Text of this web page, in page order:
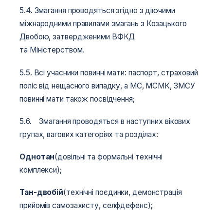
5.4. Змагання проводяться згідно з діючими
міжнародними правилами змагань з Козацького
Двобою, затвердженими ВФКД
та Міністерством.
5.5. Всі учасники повинні мати: паспорт, страховий
поліс від нещасного випадку, а МС, МСМК, ЗМСУ
повинні мати також посвідчення;
5.6. Змагання проводяться в наступних вікових
групах, вагових категоріях та розділах:
Однотан(довільні та формальні технічні
комплекси);
Тан-двобій(технічні поєдинки, демонстрація
прийомів самозахисту, селфдефенс);